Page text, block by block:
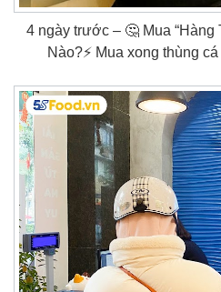
4 ngày trước – 🤔 Mua “Hàng
Nào?⚡ Mua xong thùng